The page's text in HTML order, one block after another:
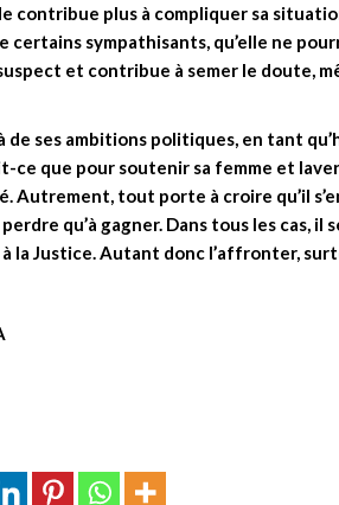
contribue plus à compliquer sa
certains sympathisants, qu’elle ne
et contribue à semer le doute,
de ses ambitions politiques, en tant
ce que pour soutenir sa femme et
Autrement, tout porte à croire qu’il
qu’à gagner. Dans tous les cas, il
la Justice. Autant donc l’affronter,